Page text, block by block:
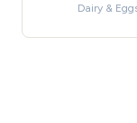
Dairy &